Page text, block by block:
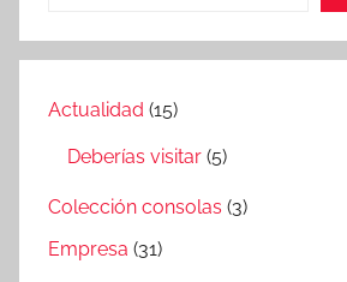
Actualidad (15)
Deberías visitar (5)
Colección consolas (3)
Empresa (31)